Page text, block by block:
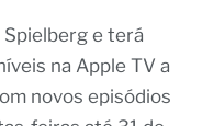
e terá
na Apple TV a
novos episódios